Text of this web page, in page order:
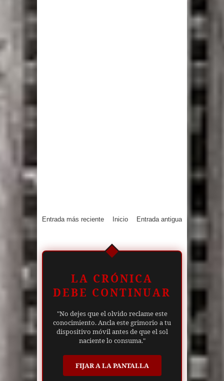
Entrada más reciente Entrada antigua
Inicio
LA CRÓNICA
DEBE CONTINUAR
"No dejes que el olvido reclame este
conocimiento. Ancla este grimorio a tu
dispositivo móvil antes de que el sol
naciente lo consuma."
FIJAR A LA PANTALLA